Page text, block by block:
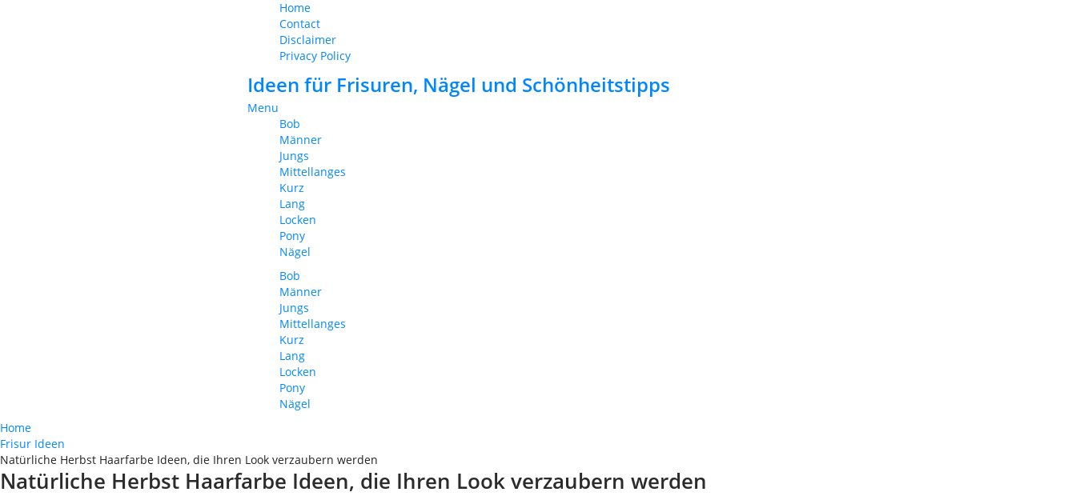
Home
Contact
Disclaimer
Privacy Policy
Ideen für Frisuren, Nägel und Schönheitstipps
Menu
Bob
Männer
Jungs
Mittellanges
Kurz
Lang
Locken
Pony
Nägel
Bob
Männer
Jungs
Mittellanges
Kurz
Lang
Locken
Pony
Nägel
Home
Frisur Ideen
Natürliche Herbst Haarfarbe Ideen, die Ihren Look verzaubern werden
Natürliche Herbst Haarfarbe Ideen, die Ihren Look verzaubern werden